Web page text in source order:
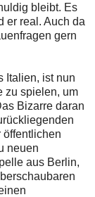
bleibt. Es
er real. Auch da
gern
Italien, ist nun
zu spielen, um
Bizarre daran
öffentlichen
neuen
aus Berlin,